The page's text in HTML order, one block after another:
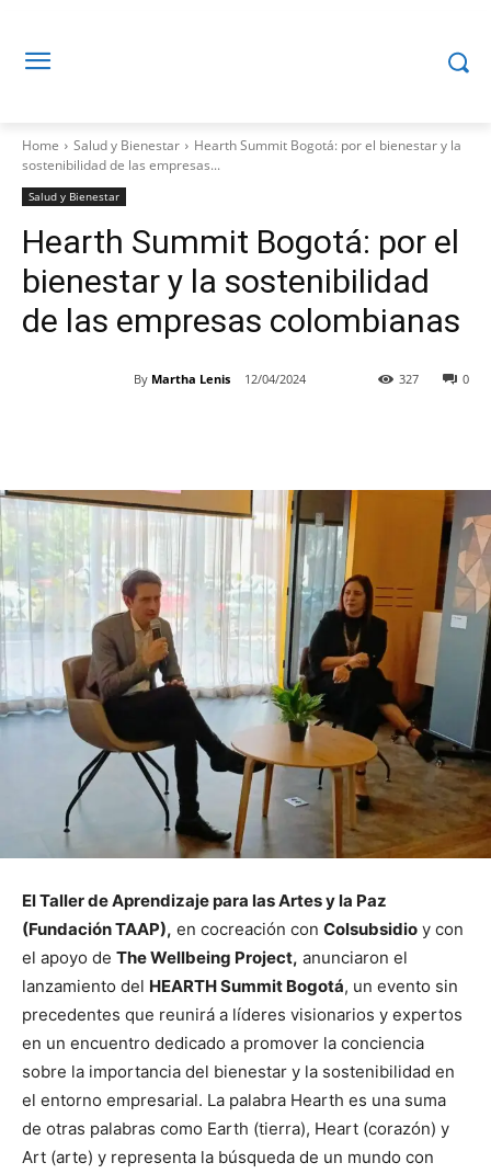
Home Salud y Bienestar
Hearth Summit Bogotá: por el bienestar y la
sostenibilidad de las empresas...
Salud y Bienestar
Hearth Summit Bogotá: por el
bienestar y la sostenibilidad
de las empresas colombianas
By Martha Lenis 12/04/2024 0
327
El Taller de Aprendizaje para las Artes y la Paz
(Fundación TAAP), en cocreación con Colsubsidio y con
el apoyo de The Wellbeing Project, anunciaron el
lanzamiento del HEARTH Summit Bogotá, un evento sin
precedentes que reunirá a líderes visionarios y expertos
en un encuentro dedicado a promover la conciencia
sobre la importancia del bienestar y la sostenibilidad en
el entorno empresarial. La palabra Hearth es una suma
de otras palabras como Earth (tierra), Heart (corazón) y
Art (arte) y representa la búsqueda de un mundo con